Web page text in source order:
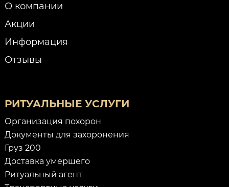
О компании
Акции
Информация
Отзывы
РИТУАЛЬНЫЕ УСЛУГИ
Организация похорон
Документы для захоронения
Груз 200
Доставка умершего
Ритуальный агент